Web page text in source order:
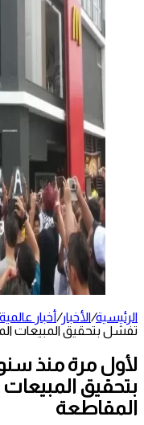
الرئيسية/الأخبار/أخبار عالمية
تفشل بتحقيق المبيعات
لأول مرة منذ
بتحقيق
المقاطعة